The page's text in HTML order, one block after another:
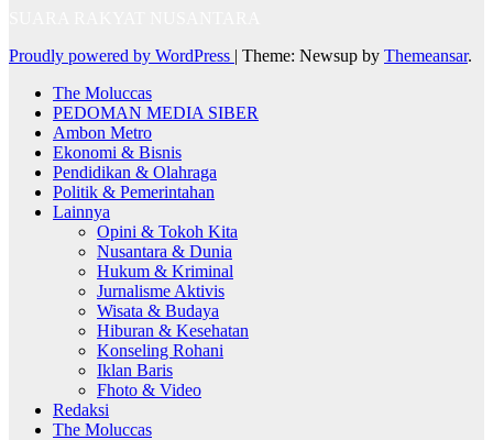
Proudly powered by WordPress | Theme: Newsup by Themeansar.
The Moluccas
PEDOMAN MEDIA SIBER
Ambon Metro
Ekonomi & Bisnis
Pendidikan & Olahraga
Politik & Pemerintahan
Lainnya
Opini & Tokoh Kita
Nusantara & Dunia
Hukum & Kriminal
Jurnalisme Aktivis
Wisata & Budaya
Hiburan & Kesehatan
Konseling Rohani
Iklan Baris
Fhoto & Video
Redaksi
The Moluccas